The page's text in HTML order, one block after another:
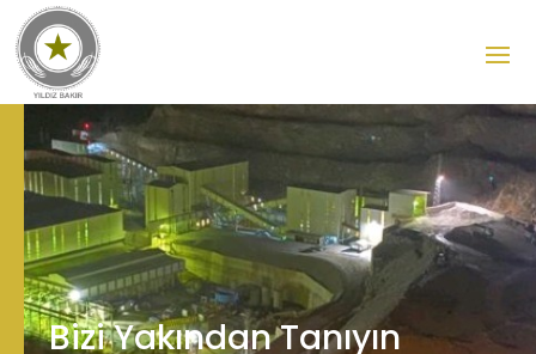
Bizi Yakından Tanıyın